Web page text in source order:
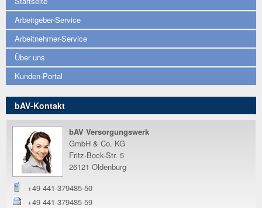
Kunden-Portal
Arbeitgeber-Service
Arbeitnehmer-Service
Über uns
Kunden-Portal
bAV-Kontakt
bAV Versorgungswerk
GmbH & Co. KG
Fritz-Bock-Str. 5
26121 Oldenburg
+49 441-379485-50
+49 441-379485-59